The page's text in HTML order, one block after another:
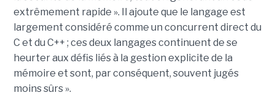
extrêmement rapide ». Il ajoute que le langage est
largement considéré comme un concurrent direct du
C et du C++ ; ces deux langages continuent de se
heurter aux défis liés à la gestion explicite de la
mémoire et sont, par conséquent, souvent jugés
moins sûrs ».